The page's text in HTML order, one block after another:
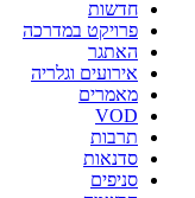
חדשות
פרויקט במדרכה
האתגר
אירועים וגלריה
מאמרים
VOD
תרבות
סדנאות
סניפים